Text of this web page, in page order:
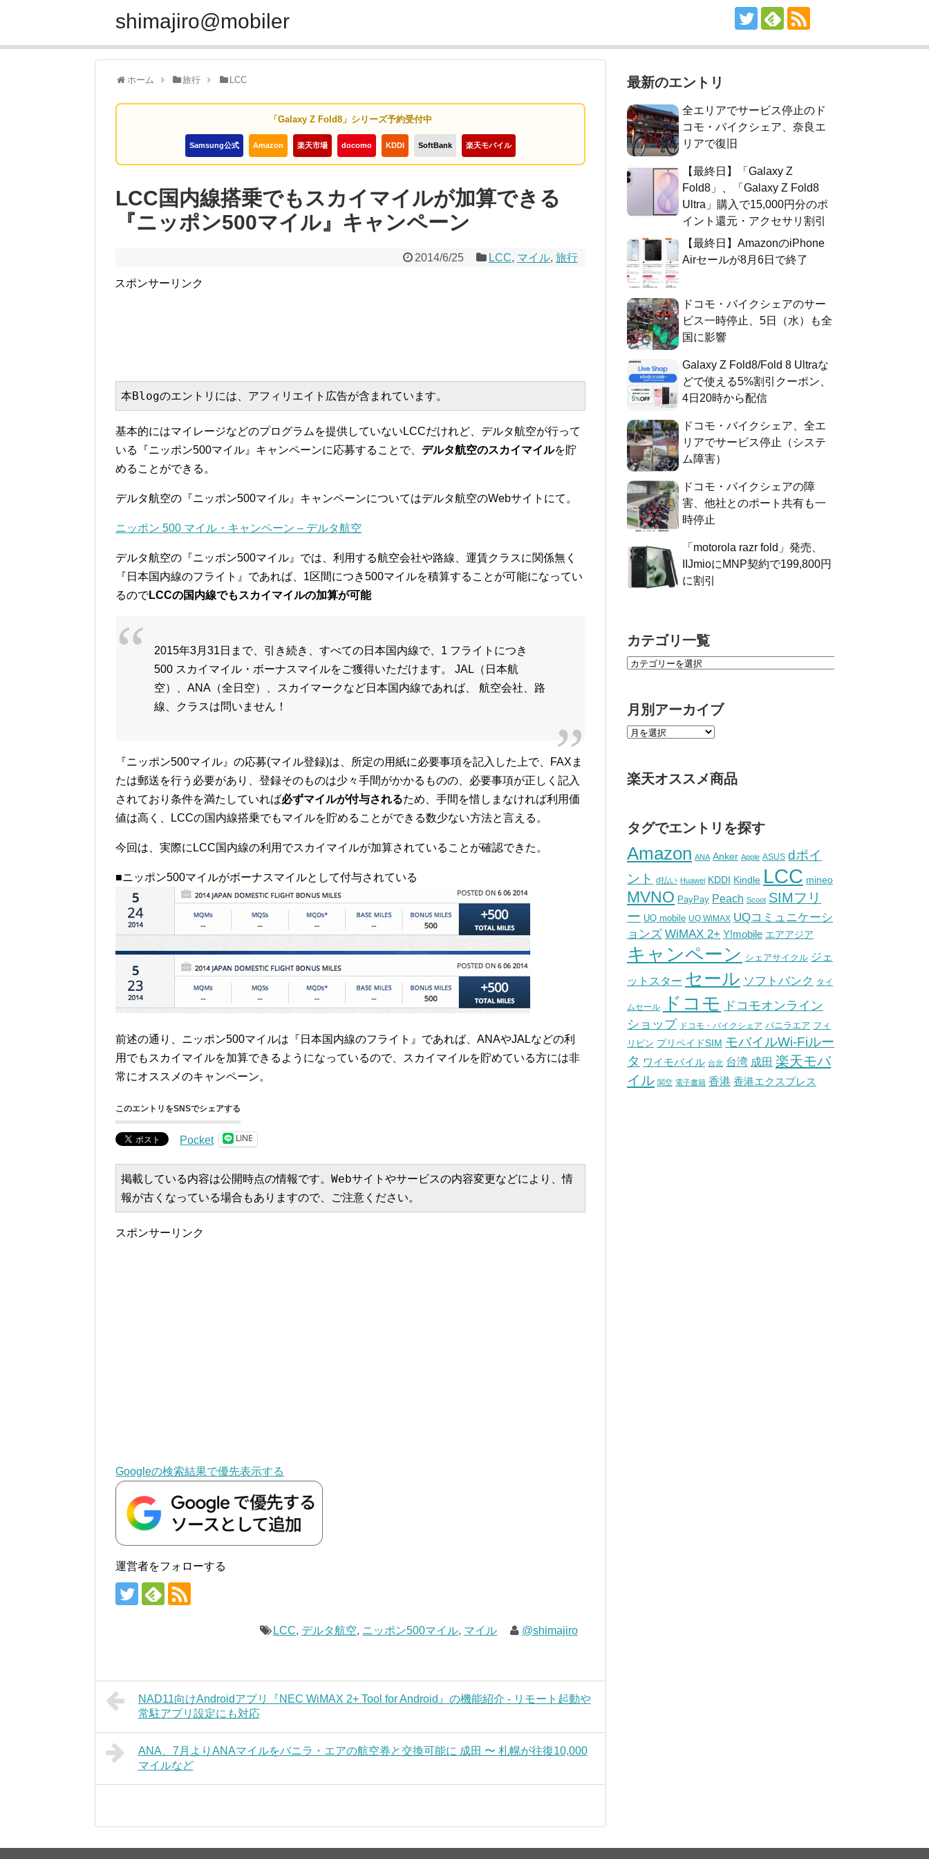
shimajiro@mobiler
ホーム 旅行 LCC
「Galaxy Z Fold8」シリーズ予約受付中
Samsung公式 Amazon 楽天市場 docomo KDDI SoftBank 楽天モバイル
LCC国内線搭乗でもスカイマイルが加算できる
『ニッポン500マイル』キャンペーン
2014/6/25 LCC, マイル, 旅行
スポンサーリンク
本Blogのエントリには、アフィリエイト広告が含まれています。
基本的にはマイレージなどのプログラムを提供していないLCCだけれど、デルタ航空が行って
いる『ニッポン500マイル』キャンペーンに応募することで、 デルタ航空のスカイマイルを貯
めることができる。
デルタ航空の『ニッポン500マイル』キャンペーンについてはデルタ航空のWebサイトにて。
ニッポン 500 マイル・キャンペーン – デルタ航空
デルタ航空の『ニッポン500マイル』では、利用する航空会社や路線、運賃クラスに関係無く
『日本国内線のフライト』であれば、1区間につき500マイルを積算することが可能になってい
るのでLCCの国内線でもスカイマイルの加算が可能
2015年3月31日まで、引き続き、すべての日本国内線で、1 フライトにつき
500 スカイマイル・ボーナスマイルをご獲得いただけます。 JAL（日本航
空）、ANA（全日空）、スカイマークなど日本国内線であれば、 航空会社、路
線、クラスは問いません！
『ニッポン500マイル』の応募(マイル登録)は、所定の用紙に必要事項を記入した上で、FAXま
たは郵送を行う必要があり、登録そのものは少々手間がかかるものの、必要事項が正しく記入
されており条件を満たしていれば必ずマイルが付与されるため、手間を惜しまなければ利用価
値は高く、LCCの国内線搭乗でもマイルを貯めることができる数少ない方法と言える。
今回は、実際にLCC国内線の利用でスカイマイルが加算されていることが確認できた。
■ニッポン500マイルがボーナスマイルとして付与されている
前述の通り、ニッポン500マイルは『日本国内線のフライト』であれば、ANAやJALなどの利
用でもスカイマイルを加算できるようになっているので、スカイマイルを貯めている方には非
常にオススメのキャンペーン。
このエントリをSNSでシェアする
Pocket LINE
掲載している内容は公開時点の情報です。Webサイトやサービスの内容変更などにより、情
報が古くなっている場合もありますので、ご注意ください。
スポンサーリンク
Googleの検索結果で優先表示する
運営者をフォローする
LCC, デルタ航空, ニッポン500マイル, マイル @shimajiro
NAD11向けAndroidアプリ『NEC WiMAX 2+ Tool for Android』の機能紹介 - リモート起動や
常駐アプリ設定にも対応
ANA、7月よりANAマイルをバニラ・エアの航空券と交換可能に 成田 〜 札幌が往復10,000
マイルなど
最新のエントリ
全エリアでサービス停止のド
コモ・バイクシェア、奈良エ
リアで復旧
【最終日】「Galaxy Z
Fold8」、「Galaxy Z Fold8
Ultra」購入で15,000円分のポ
イント還元・アクセサリ割引
【最終日】AmazonのiPhone
Airセールが8月6日で終了
ドコモ・バイクシェアのサー
ビス一時停止、5日（水）も全
国に影響
Galaxy Z Fold8/Fold 8 Ultraな
どで使える5%割引クーポン、
4日20時から配信
ドコモ・バイクシェア、全エ
リアでサービス停止（システ
ム障害）
ドコモ・バイクシェアの障
害、他社とのポート共有も一
時停止
「motorola razr fold」発売、
IIJmioにMNP契約で199,800円
に割引
カテゴリ一覧
月別アーカイブ
楽天オススメ商品
タグでエントリを探す
Amazon ANA Anker Apple ASUS dポイ
ント
d払い Huawei KDDI Kindle LCC mineo
MVNO PayPay Peach Scoot SIMフリ
ー UQ mobile UQ WiMAX UQコミュニケーシ
ョンズ WiMAX 2+ Y!mobile エアアジア
キャンペーン シェアサイクル ジェ
ットスター セール ソフトバンク タイ
ムセール ドコモ
ドコモオンライン
ショップ ドコモ・バイクシェア バニラエア フィ
リピン プリペイドSIM モバイルWi-Fiルー
タ ワイモバイル 台北 台湾 成田 楽天モバ
イル 関空 電子書籍 香港 香港エクスプレス